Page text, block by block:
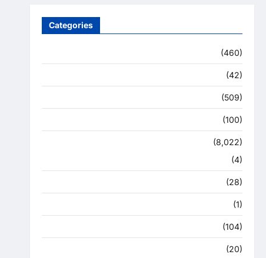
Categories
(460)
(42)
(509)
(100)
(8,022)
(4)
(28)
(1)
(104)
(20)